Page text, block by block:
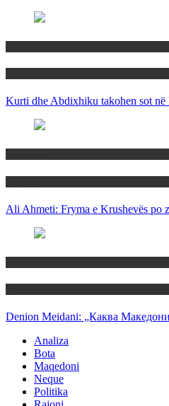
Kurti dhe Abdixhiku takohen sot
Ali Ahmeti: Fryma e Krushevës po
Denion Meidani: „Каква
Analiza
Bota
Maqedoni
Neque
Politika